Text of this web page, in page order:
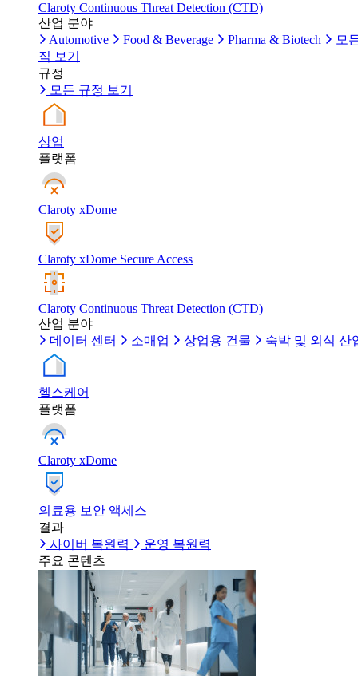
Claroty Continuous Threat Detection (CTD)
산업 분야
Automotive
Food & Beverage Pharma & Biotech
모
직 보기
규정
모든 규정 보기
상업
플랫폼
Claroty xDome
Claroty xDome Secure Access
Claroty Continuous Threat Detection (CTD)
산업 분야
데이터 센터
소매업 상업용 건물 숙박 및 외식 산
헬스케어
플랫폼
Claroty xDome
의료용 보안 액세스
결과
사이버 복원력
운영 복원력
주요 콘텐츠